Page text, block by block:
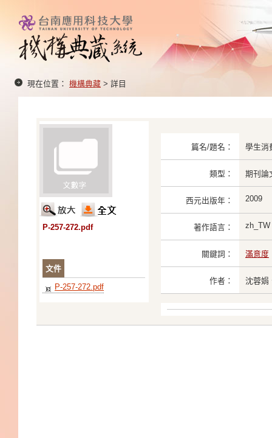
現在位置： 機構典藏 > 詳目
P-257-272.pdf
文件
P-257-272.pdf
篇名/題名： 學生消
類型： 期刊論
西元出版年： 2009
著作語言： zh_TW
關鍵詞： 滿意度
作者： 沈蓉娟